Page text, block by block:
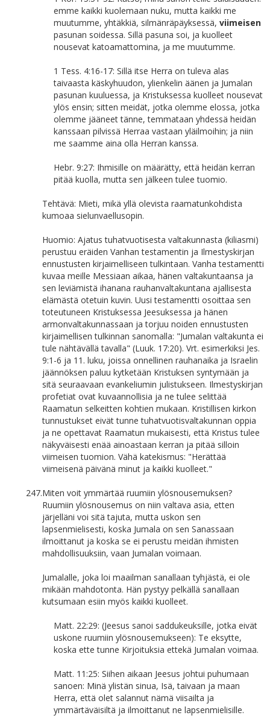
emme kaikki kuolemaan nuku, mutta kaikki me
muutumme, yhtäkkiä, silmänräpäyksessä, viimeisen
pasunan soidessa. Sillä pasuna soi, ja kuolleet
nousevat katoamattomina, ja me muutumme.
1 Tess. 4:16-17: Sillä itse Herra on tuleva alas
taivaasta käskyhuudon, ylienkelin äänen ja Jumalan
pasunan kuuluessa, ja Kristuksessa kuolleet nousevat
ylös ensin; sitten meidät, jotka olemme elossa, jotka
olemme jääneet tänne, temmataan yhdessä heidän
kanssaan pilvissä Herraa vastaan yläilmoihin; ja niin
me saamme aina olla Herran kanssa.
Hebr. 9:27: Ihmisille on määrätty, että heidän kerran
pitää kuolla, mutta sen jälkeen tulee tuomio.
Tehtävä: Mieti, mikä yllä olevista raamatunkohdista
kumoaa sielunvaellusopin.
Huomio: Ajatus tuhatvuotisesta valtakunnasta (kiliasmi)
perustuu eräiden Vanhan testamentin ja Ilmestyskirjan
ennustusten kirjaimelliseen tulkintaan. Vanha testamentti
kuvaa meille Messiaan aikaa, hänen valtakuntaansa ja
sen leviämistä ihanana rauhanvaltakuntana ajallisesta
elämästä otetuin kuvin. Uusi testamentti osoittaa sen
toteutuneen Kristuksessa Jeesuksessa ja hänen
armonvaltakunnassaan ja torjuu noiden ennustusten
kirjaimellisen tulkinnan sanomalla: "Jumalan valtakunta ei
tule nähtävällä tavalla" (Luuk. 17:20). Vrt. esimerkiksi Jes.
9:1-6 ja 11. luku, joissa onnellinen rauhanaika ja Israelin
jäännöksen paluu kytketään Kristuksen syntymään ja
sitä seuraavaan evankeliumin julistukseen. Ilmestyskirjan
profetiat ovat kuvaannollisia ja ne tulee selittää
Raamatun selkeitten kohtien mukaan. Kristillisen kirkon
tunnustukset eivät tunne tuhatvuotisvaltakunnan oppia
ja ne opettavat Raamatun mukaisesti, että Kristus tulee
näkyväisesti enää ainoastaan kerran ja pitää silloin
viimeisen tuomion. Vähä katekismus: "Herättää
viimeisenä päivänä minut ja kaikki kuolleet."
247.Miten voit ymmärtää ruumiin ylösnousemuksen?
Ruumiin ylösnousemus on niin valtava asia, etten
järjelläni voi sitä tajuta, mutta uskon sen
lapsenmielisesti, koska Jumala on sen Sanassaan
ilmoittanut ja koska se ei perustu meidän ihmisten
mahdollisuuksiin, vaan Jumalan voimaan.
Jumalalle, joka loi maailman sanallaan tyhjästä, ei ole
mikään mahdotonta. Hän pystyy pelkällä sanallaan
kutsumaan esiin myös kaikki kuolleet.
Matt. 22:29: (Jeesus sanoi saddukeuksille, jotka eivät
uskone ruumiin ylösnousemukseen): Te eksytte,
koska ette tunne Kirjoituksia ettekä Jumalan voimaa.
Matt. 11:25: Siihen aikaan Jeesus johtui puhumaan
sanoen: Minä ylistän sinua, Isä, taivaan ja maan
Herra, että olet salannut nämä viisailta ja
ymmärtäväisiltä ja ilmoittanut ne lapsenmielisille.